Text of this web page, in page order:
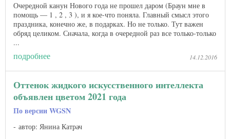
Очередной канун Нового года не прошел даром (Браун мне в
помощь — 1 , 2 , 3 ), и я кое-что поняла. Главный смысл этого
праздника, конечно же, в подарках. Но не только. Тут важен
обряд целиком. Сначала, когда в очередной раз все только-только
...
подробнее 14.12.2016
Оттенок жидкого искусственного интеллекта
объявлен цветом 2021 года
По версии WGSN
автор: Янина Катрач